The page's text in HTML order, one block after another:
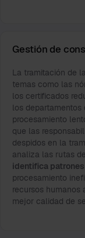
Gestión de
La tramitación de
temas como las
los certificados
los departamentos
procesamiento
que las
despidos en la
analiza las rutas
identifica
procesamiento
recursos
mejor calidad de